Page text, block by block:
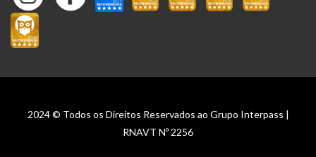
2024 © Todos os Direitos Reservados ao Grupo Interpass |
RNAVT Nº 2256